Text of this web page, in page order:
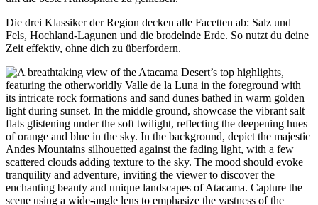
Die drei Klassiker der Region decken alle Facetten ab: Salz und
Fels, Hochland-Lagunen und die brodelnde Erde. So nutzt du deine
Zeit effektiv, ohne dich zu überfordern.